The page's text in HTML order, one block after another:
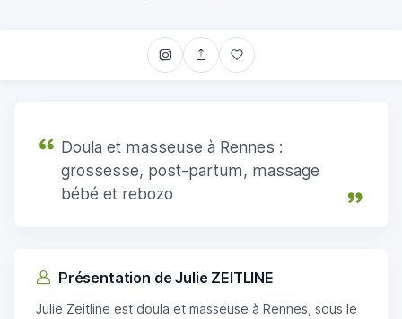
Doula et masseuse à Rennes :
grossesse, post-partum, massage
bébé et rebozo
Présentation de Julie ZEITLINE
Julie Zeitline est doula et masseuse à Rennes, sous le